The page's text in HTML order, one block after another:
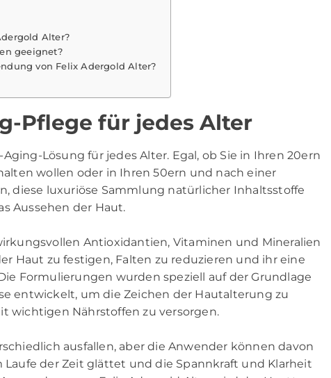
Alter?
geeignet?
von Felix Adergold Alter?
Pflege für jedes Alter
Lösung für jedes Alter. Egal, ob Sie in Ihren 20ern
wollen oder in Ihren 50ern und nach einer
diese luxuriöse Sammlung natürlicher Inhaltsstoffe
Aussehen der Haut.
Antioxidantien, Vitaminen und Mineralien
Haut zu festigen, Falten zu reduzieren und ihr eine
Formulierungen wurden speziell auf der Grundlage
entwickelt, um die Zeichen der Hautalterung zu
wichtigen Nährstoffen zu versorgen.
ausfallen, aber die Anwender können davon
der Zeit glättet und die Spannkraft und Klarheit